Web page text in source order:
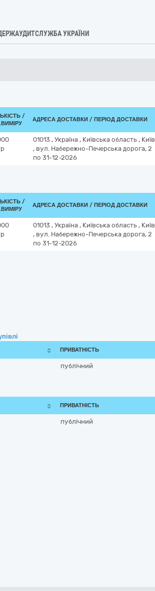
УКРАЇНИ
/
АДРЕСА ДОСТАВКИ / ПЕРІОД ДОСТАВКИ
01013 , Україна , Київська область , Київ
, вул. Набережно-Печерська дорога, 2
по 31-12-2026
/
АДРЕСА ДОСТАВКИ / ПЕРІОД ДОСТАВКИ
01013 , Україна , Київська область , Київ
, вул. Набережно-Печерська дорога, 2
по 31-12-2026
ПРИВАТНІСТЬ
публічний
ПРИВАТНІСТЬ
публічний